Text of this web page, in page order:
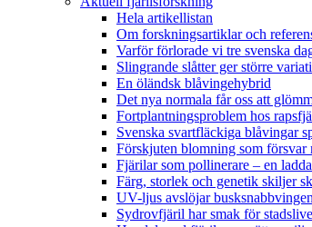
Hela artikellistan
Om forskningsartiklar och
Varför förlorade vi tre svenska
Slingrande slåtter ger större
En öländsk blåvingehybrid
Det nya normala får oss att
Fortplantningsproblem hos
Svenska svartfläckiga blåvingar
Förskjuten blomning som försvar
Fjärilar som pollinerare – en
Färg, storlek och genetik skiljer
UV-ljus avslöjar
Sydrovfjäril har smak för